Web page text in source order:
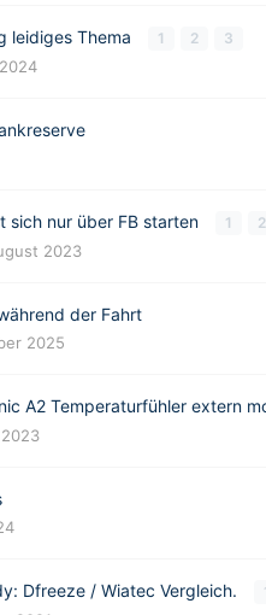
leidiges Thema 1 2 3
sich nur über FB starten 1 2
2023
der Fahrt
2025
A2 Temperaturfühler extern
Dfreeze / Wiatec Vergleich.